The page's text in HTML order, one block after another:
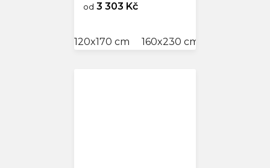
od 3 303 Kč
120x170 cm 160x230 cm